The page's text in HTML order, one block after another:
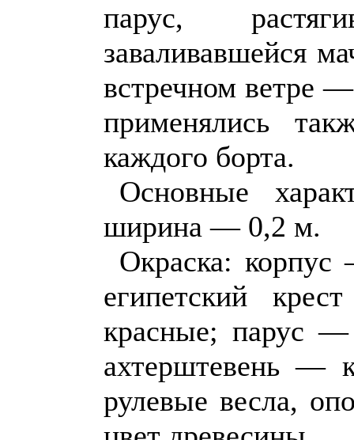
парус,
заваливавшейся
встречном ветре
применялись
каждого борта.
Основные
ширина — 0,2 м.
Окраска: корпус
египетский
красные; парус —
ахтерштевень —
рулевые весла,